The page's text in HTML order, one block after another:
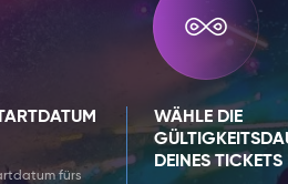
Gästelisten-
Sie es
besonderes
fürs
WÄHLE DIE
DEINES TICKETS